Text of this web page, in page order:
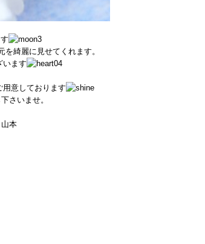
綺麗に見せてくれます。
います
用意しております
さいませ。
本